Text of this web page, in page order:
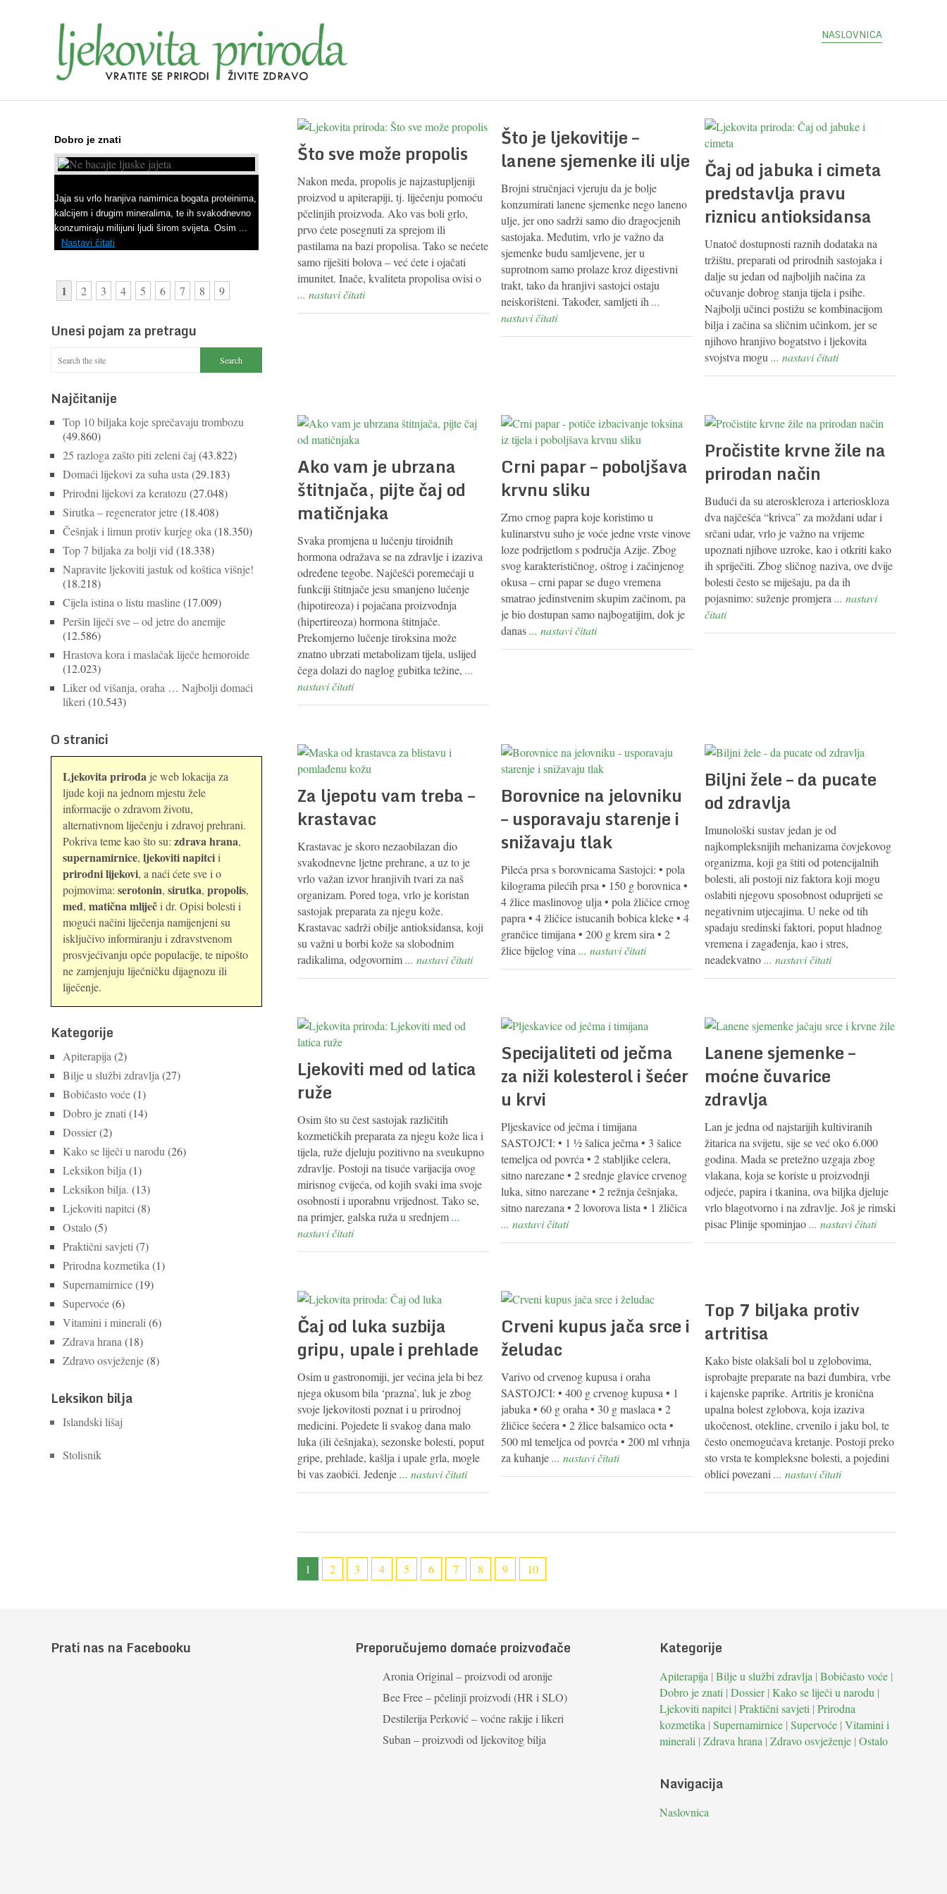
NASLOVNICA
Što sve može propolis
Nakon meda, propolis je najzastupljeniji
proizvod u apiterapiji, tj. liječenju pomoću
pčelinjih proizvoda. Ako vas boli grlo,
prvo ćete posegnuti za sprejom ili
pastilama na bazi propolisa. Tako se nećete
samo riješiti bolova – već ćete i ojačati
imunitet. Inače, kvaliteta propolisa ovisi o
... nastavi čitati
Što je ljekovitije –
lanene sjemenke ili ulje
Brojni stručnjaci vjeruju da je bolje
konzumirati lanene sjemenke nego laneno
ulje, jer ono sadrži samo dio dragocjenih
sastojaka. Međutim, vrlo je važno da
sjemenke budu samljevene, jer u
suprotnom samo prolaze kroz digestivni
trakt, tako da hranjivi sastojci ostaju
neiskorišteni. Također, samljeti ih...
nastavi čitati
Čaj od jabuka i cimeta
predstavlja pravu
riznicu antioksidansa
Unatoč dostupnosti raznih dodataka na
tržištu, preparati od prirodnih sastojaka i
dalje su jedan od najboljih načina za
očuvanje dobrog stanja tijela i psihe.
Najbolji učinci postižu se kombinacijom
bilja i začina sa sličnim učinkom, jer se
njihovo hranjivo bogatstvo i ljekovita
svojstva mogu... nastavi čitati
Ako vam je ubrzana
štitnjača, pijte čaj od
matičnjaka
Svaka promjena u lučenju tiroidnih
hormona odražava se na zdravlje i izaziva
određene tegobe. Najčešći poremećaji u
funkciji štitnjače jesu smanjeno lučenje
(hipotireoza) i pojačana proizvodnja
(hipertireoza) hormona štitnjače.
Prekomjerno lučenje tiroksina može
znatno ubrzati metabolizam tijela, uslijed
čega dolazi do naglog gubitka težine,...
nastavi čitati
Crni papar – poboljšava
krvnu sliku
Zrno crnog papra koje koristimo u
kulinarstvu suho je voće jedne vrste vinove
loze podrijetlom s područja Azije. Zbog
svog karakterističnog, oštrog i začinjenog
okusa – crni papar se dugo vremena
smatrao jedinstvenim skupim začinom, pa
je bio dostupan samo najbogatijim, dok je
danas... nastavi čitati
Pročistite krvne žile na
prirodan način
Budući da su ateroskleroza i arterioskloza
dva najčešća “krivca” za moždani udar i
srčani udar, vrlo je važno na vrijeme
upoznati njihove uzroke, kao i otkriti kako
ih spriječiti. Zbog sličnog naziva, ove dvije
bolesti često se miješaju, pa da ih
pojasnimo: suženje promjera... nastavi
čitati
Za ljepotu vam treba –
krastavac
Krastavac je skoro nezaobilazan dio
svakodnevne ljetne prehrane, a uz to je
vrlo važan izvor hranjivih tvari za naš
organizam. Pored toga, vrlo je koristan
sastojak preparata za njegu kože.
Krastavac sadrži obilje antioksidansa, koji
su važni u borbi kože sa slobodnim
radikalima, odgovornim... nastavi čitati
Borovnice na jelovniku
– usporavaju starenje i
snižavaju tlak
Pileća prsa s borovnicama Sastojci: • pola
kilograma pilećih prsa • 150 g borovnica •
4 žlice maslinovog ulja • pola žličice crnog
papra • 4 žličice istucanih bobica kleke • 4
grančice timijana • 200 g krem sira • 2
žlice bijelog vina... nastavi čitati
Biljni žele – da pucate
od zdravlja
Imunološki sustav jedan je od
najkompleksnijih mehanizama čovjekovog
organizma, koji ga štiti od potencijalnih
bolesti, ali postoji niz faktora koji mogu
oslabiti njegovu sposobnost oduprijeti se
negativnim utjecajima. U neke od tih
spadaju sredinski faktori, poput hladnog
vremena i zagađenja, kao i stres,
neadekvatno... nastavi čitati
Ljekoviti med od latica
ruže
Osim što su čest sastojak različitih
kozmetičkih preparata za njegu kože lica i
tijela, ruže djeluju pozitivno na sveukupno
zdravlje. Postoji na tisuće varijacija ovog
mirisnog cvijeća, od kojih svaki ima svoje
osobnosti i uporabnu vrijednost. Tako se,
na primjer, galska ruža u srednjem...
nastavi čitati
Specijaliteti od ječma
za niži kolesterol i šećer
u krvi
Pljeskavice od ječma i timijana
SASTOJCI: • 1 ½ šalica ječma • 3 šalice
temeljca od povrća • 2 stabljike celera,
sitno narezane • 2 srednje glavice crvenog
luka, sitno narezane • 2 režnja češnjaka,
sitno narezana • 2 lovorova lista • 1 žličica
... nastavi čitati
Lanene sjemenke –
moćne čuvarice
zdravlja
Lan je jedna od najstarijih kultiviranih
žitarica na svijetu, sije se već oko 6.000
godina. Mada se pretežno uzgaja zbog
vlakana, koja se koriste u proizvodnji
odjeće, papira i tkanina, ova biljka djeluje
vrlo blagotvorno i na zdravlje. Još je rimski
pisac Plinije spominjao... nastavi čitati
Čaj od luka suzbija
gripu, upale i prehlade
Osim u gastronomiji, jer većina jela bi bez
njega okusom bila ‘prazna’, luk je zbog
svoje ljekovitosti poznat i u prirodnoj
medicini. Pojedete li svakog dana malo
luka (ili češnjaka), sezonske bolesti, poput
gripe, prehlade, kašlja i upale grla, mogle
bi vas zaobići. Jedenje... nastavi čitati
Crveni kupus jača srce i
želudac
Varivo od crvenog kupusa i oraha
SASTOJCI: • 400 g crvenog kupusa • 1
jabuka • 60 g oraha • 30 g maslaca • 2
žličice šećera • 2 žlice balsamico octa •
500 ml temeljca od povrća • 200 ml vrhnja
za kuhanje... nastavi čitati
Top 7 biljaka protiv
artritisa
Kako biste olakšali bol u zglobovima,
isprobajte preparate na bazi đumbira, vrbe
i kajenske paprike. Artritis je kronična
upalna bolest zglobova, koja izaziva
ukočenost, otekline, crvenilo i jaku bol, te
često onemogućava kretanje. Postoji preko
sto vrsta te kompleksne bolesti, a pojedini
oblici povezani... nastavi čitati
1 2 3 4 5 6 7 8 9 10
Dobro je znati
Jaja su vrlo hranjiva namirnica bogata proteinima,
kalcijem i drugim mineralima, te ih svakodnevno
konzumiraju milijuni ljudi širom svijeta. Osim ...
Nastavi čitati
1 2 3 4 5 6 7 8 9
Unesi pojam za pretragu
Najčitanije
Top 10 biljaka koje sprečavaju trombozu
(49.860)
25 razloga zašto piti zeleni čaj (43.822)
Domaći lijekovi za suha usta (29.183)
Prirodni lijekovi za keratozu (27.048)
Sirutka – regenerator jetre(18.408)
Češnjak i limun protiv kurjeg oka (18.350)
Top 7 biljaka za bolji vid (18.338)
Napravite ljekoviti jastuk od koštica višnje!
(18.218)
Cijela istina o listu masline(17.009)
Peršin liječi sve – od jetre do anemije
(12.586)
Hrastova kora i maslačak liječe hemoroide
(12.023)
Liker od višanja, oraha … Najbolji domaći
likeri (10.543)
O stranici
Ljekovita priroda je web lokacija za
ljude koji na jednom mjestu žele
informacije o zdravom životu,
alternativnom liječenju i zdravoj prehrani.
Pokriva teme kao što su: zdrava hrana,
supernamirnice, ljekoviti napitcii
prirodni lijekovi, a naći ćete sve i o
pojmovima: serotonin, sirutka, propolis,
med, matična mliječi dr. Opisi bolesti i
mogući načini liječenja namijenjeni su
isključivo informiranju i zdravstvenom
prosvjećivanju opće populacije, te nipošto
ne zamjenjuju liječničku dijagnozu ili
liječenje.
Kategorije
Apiterapija (2)
Bilje u službi zdravlja (27)
Bobičasto voće(1)
Dobro je znati (14)
Dossier(2)
Kako se liječi u narodu (26)
Leksikon bilja (1)
Leksikon bilja. (13)
Ljekoviti napitci (8)
Ostalo(5)
Praktični savjeti (7)
Prirodna kozmetika (1)
Supernamirnice(19)
Supervoće(6)
Vitamini i minerali (6)
Zdrava hrana (18)
Zdravo osvježenje(8)
Leksikon bilja
Islandski lišaj
Stolisnik
Prati nas na Facebooku Preporučujemo domaće proizvođače
Aronia Original – proizvodi od aronije
Bee Free – pčelinji proizvodi (HR i SLO)
Destilerija Perković – voćne rakije i likeri
Suban – proizvodi od ljekovitog bilja
Kategorije
Apiterapija | Bilje u službi zdravlja | Bobičasto voće |
Dobro je znati | Dossier| Kako se liječi u narodu |
Ljekoviti napitci | Praktični savjeti | Prirodna
kozmetika | Supernamirnice | Supervoće | Vitamini i
minerali | Zdrava hrana | Zdravo osvježenje | Ostalo
Navigacija
Naslovnica